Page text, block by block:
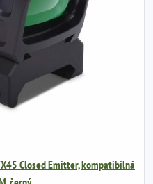
Closed Emitter, kompatibilná